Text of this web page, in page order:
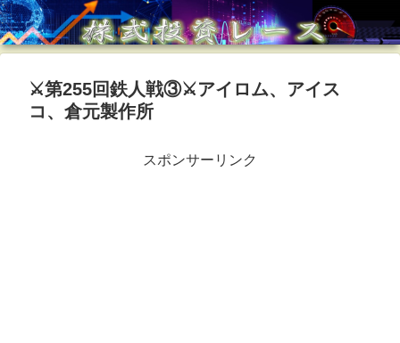
⚔️第255回鉄人戦③⚔️アイロム、アイス
コ、倉元製作所
スポンサーリンク